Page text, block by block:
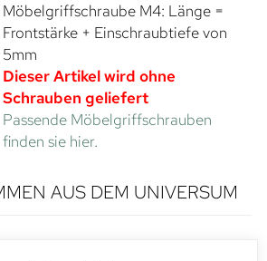
Möbelgriffschraube M4: Länge =
Frontstärke + Einschraubtiefe von
5mm
Dieser Artikel wird ohne
Schrauben geliefert
Passende Möbelgriffschrauben
finden sie hier.
AUS DEM UNIVERSUM